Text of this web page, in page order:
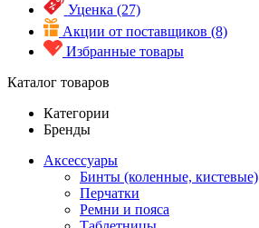
Уценка (27)
Акции от поставщиков (8)
Избранные товары
Каталог товаров
Категории
Бренды
Аксессуары
Бинты (коленные, кистевые)
Перчатки
Ремни и пояса